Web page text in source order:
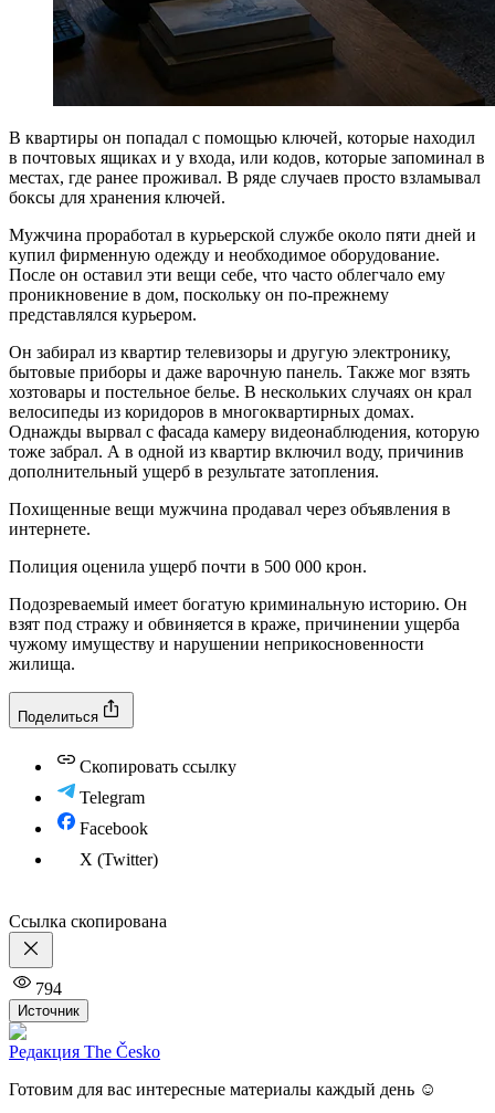
В квартиры он попадал с помощью ключей, которые находил
в почтовых ящиках и у входа, или кодов, которые запоминал в
местах, где ранее проживал. В ряде случаев просто взламывал
боксы для хранения ключей.
Мужчина проработал в курьерской службе около пяти дней и
купил фирменную одежду и необходимое оборудование.
После он оставил эти вещи себе, что часто облегчало ему
проникновение в дом, поскольку он по-прежнему
представлялся курьером.
Он забирал из квартир телевизоры и другую электронику,
бытовые приборы и даже варочную панель. Также мог взять
хозтовары и постельное белье. В нескольких случаях он крал
велосипеды из коридоров в многоквартирных домах.
Однажды вырвал с фасада камеру видеонаблюдения, которую
тоже забрал. А в одной из квартир включил воду, причинив
дополнительный ущерб в результате затопления.
Похищенные вещи мужчина продавал через объявления в
интернете.
Полиция оценила ущерб почти в 500 000 крон.
Подозреваемый имеет богатую криминальную историю. Он
взят под стражу и обвиняется в краже, причинении ущерба
чужому имуществу и нарушении неприкосновенности
жилища.
Поделиться
Скопировать ссылку
Telegram
Facebook
X (Twitter)
Ссылка скопирована
794
Источник
Редакция The Česko
Готовим для вас интересные материалы каждый день ☺️